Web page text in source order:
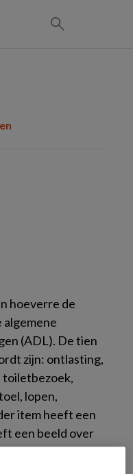
hoeverre de
algemene
(ADL). De tien
zijn: ontlasting,
toiletbezoek,
lopen,
item heeft een
een beeld over